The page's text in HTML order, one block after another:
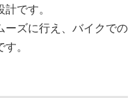
です。
ーズに行え、バイクでの
。